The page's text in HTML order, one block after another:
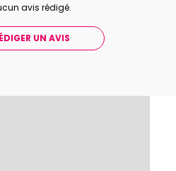
avis rédigé.
UN AVIS